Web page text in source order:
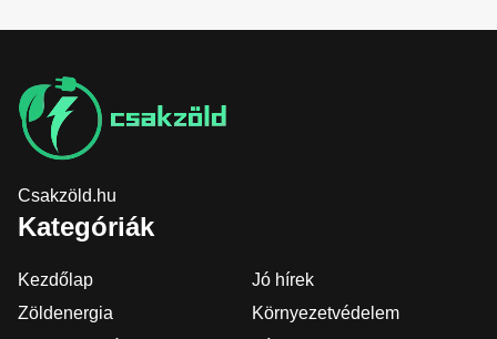
Csakzöld.hu
Kategóriák
Kezdőlap
Jó hírek
Zöldenergia
Környezetvédelem